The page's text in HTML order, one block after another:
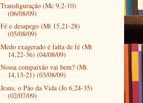
Transfiguração (Mc 9,2-10)
(06/08/09)
Fé e desapego (Mt 15,21-28)
(05/08/09)
Medo exagerado é falta de fé (Mt
14,22-36) (04/08/09)
Nossa compaixão vai bem? (Mt
14,13-21) (03/08/09)
Jesus, o Pão da Vida (Jo 6,24-35)
(02/07/09)